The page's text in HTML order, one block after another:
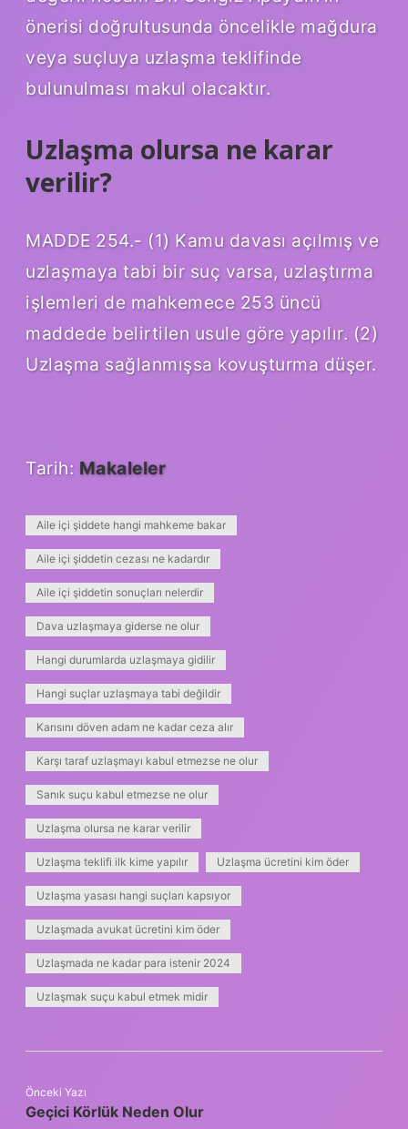
önerisi doğrultusunda öncelikle mağdura
veya suçluya uzlaşma teklifinde
bulunulması makul olacaktır.
Uzlaşma olursa ne karar
verilir?
MADDE 254.- (1) Kamu davası açılmış ve
uzlaşmaya tabi bir suç varsa, uzlaştırma
işlemleri de mahkemece 253 üncü
maddede belirtilen usule göre yapılır. (2)
Uzlaşma sağlanmışsa kovuşturma düşer.
Tarih: Makaleler
Aile içi şiddete hangi mahkeme bakar
Aile içi şiddetin cezası ne kadardır
Aile içi şiddetin sonuçları nelerdir
Dava uzlaşmaya giderse ne olur
Hangi durumlarda uzlaşmaya gidilir
Hangi suçlar uzlaşmaya tabi değildir
Karısını döven adam ne kadar ceza alır
Karşı taraf uzlaşmayı kabul etmezse ne olur
Sanık suçu kabul etmezse ne olur
Uzlaşma olursa ne karar verilir
Uzlaşma teklifi ilk kime yapılır Uzlaşma ücretini kim öder
Uzlaşma yasası hangi suçları kapsıyor
Uzlaşmada avukat ücretini kim öder
Uzlaşmada ne kadar para istenir 2024
Uzlaşmak suçu kabul etmek midir
Önceki Yazı
Geçici Körlük Neden Olur